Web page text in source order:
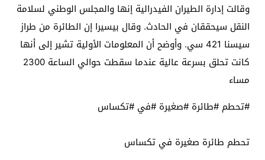
وقالت إدارة الطيران الفيدرالية إنها والمجلس الوطني لسلامة
النقل سيحققان في الحادث. وقال بيسيرا إن الطائرة من طراز
سيسنا 421 سي. وأوضح أن المعلومات الأولية تشير إلى أنها
كانت تحلق بسرعة عالية عندما سقطت حوالي الساعة 2300
مساء
#تحطم #طائرة #صغيرة #في #تكساس
تحطم طائرة صغيرة في تكساس